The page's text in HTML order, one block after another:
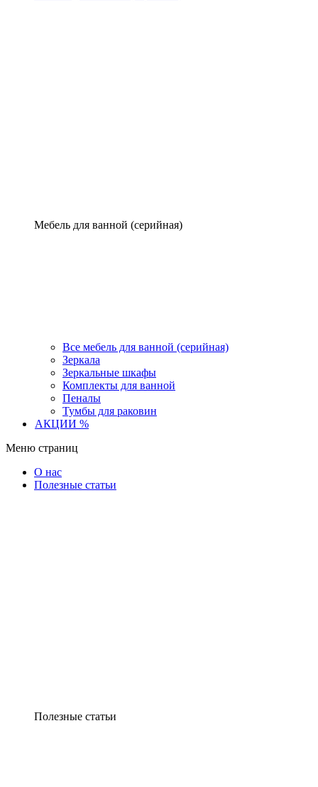
Мебель для ванной (серийная)
Все мебель для ванной (серийная)
Зеркала
Зеркальные шкафы
Комплекты для ванной
Пеналы
Тумбы для раковин
АКЦИИ %
Меню страниц
О нас
Полезные статьи
Полезные статьи